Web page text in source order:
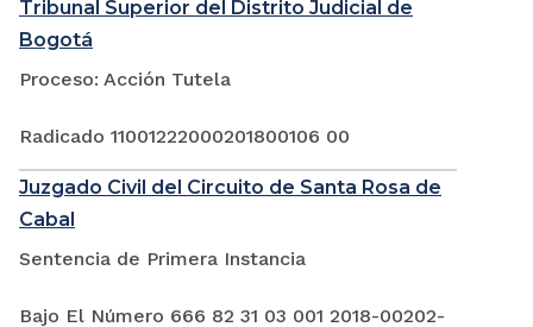
Tribunal Superior del Distrito Judicial de
Bogotá
Proceso: Acción Tutela
Radicado 11001222000201800106 00
Juzgado Civil del Circuito de Santa Rosa de
Cabal
Sentencia de Primera Instancia
Bajo El Número 666 82 31 03 001 2018-00202-